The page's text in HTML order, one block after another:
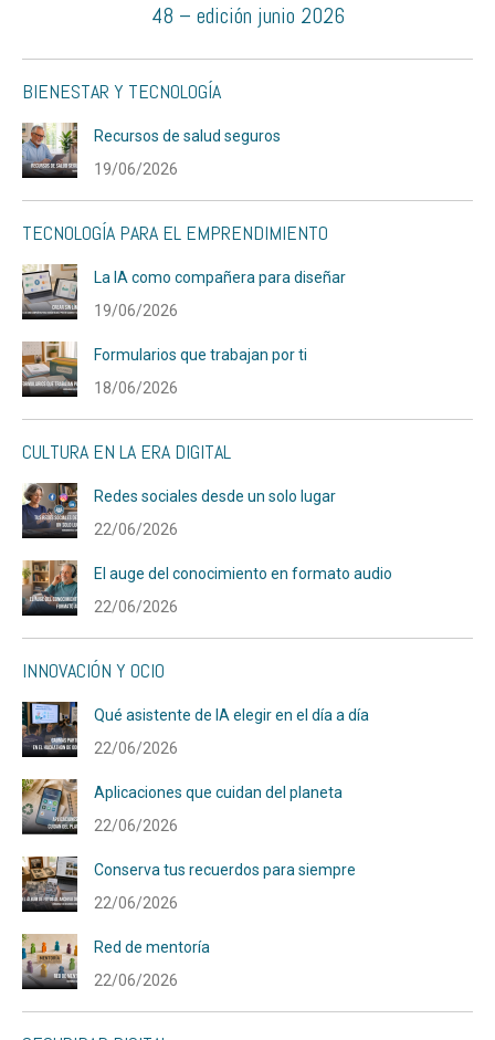
48 – edición junio 2026
BIENESTAR Y TECNOLOGÍA
Recursos de salud seguros
19/06/2026
TECNOLOGÍA PARA EL EMPRENDIMIENTO
La IA como compañera para diseñar
19/06/2026
Formularios que trabajan por ti
18/06/2026
CULTURA EN LA ERA DIGITAL
Redes sociales desde un solo lugar
22/06/2026
El auge del conocimiento en formato audio
22/06/2026
INNOVACIÓN Y OCIO
Qué asistente de IA elegir en el día a día
22/06/2026
Aplicaciones que cuidan del planeta
22/06/2026
Conserva tus recuerdos para siempre
22/06/2026
Red de mentoría
22/06/2026